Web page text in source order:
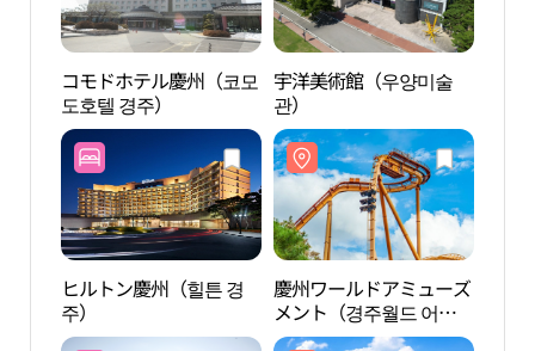
コモドホテル慶州（코모
도호텔 경주）
宇洋美術館（우양미술
관）
ヒルトン慶州（힐튼 경
주）
慶州ワールドアミューズ
メント（경주월드 어뮤
즈먼트）